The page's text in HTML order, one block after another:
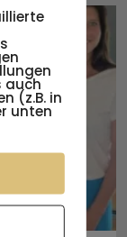
auch
(z.B. in
unten